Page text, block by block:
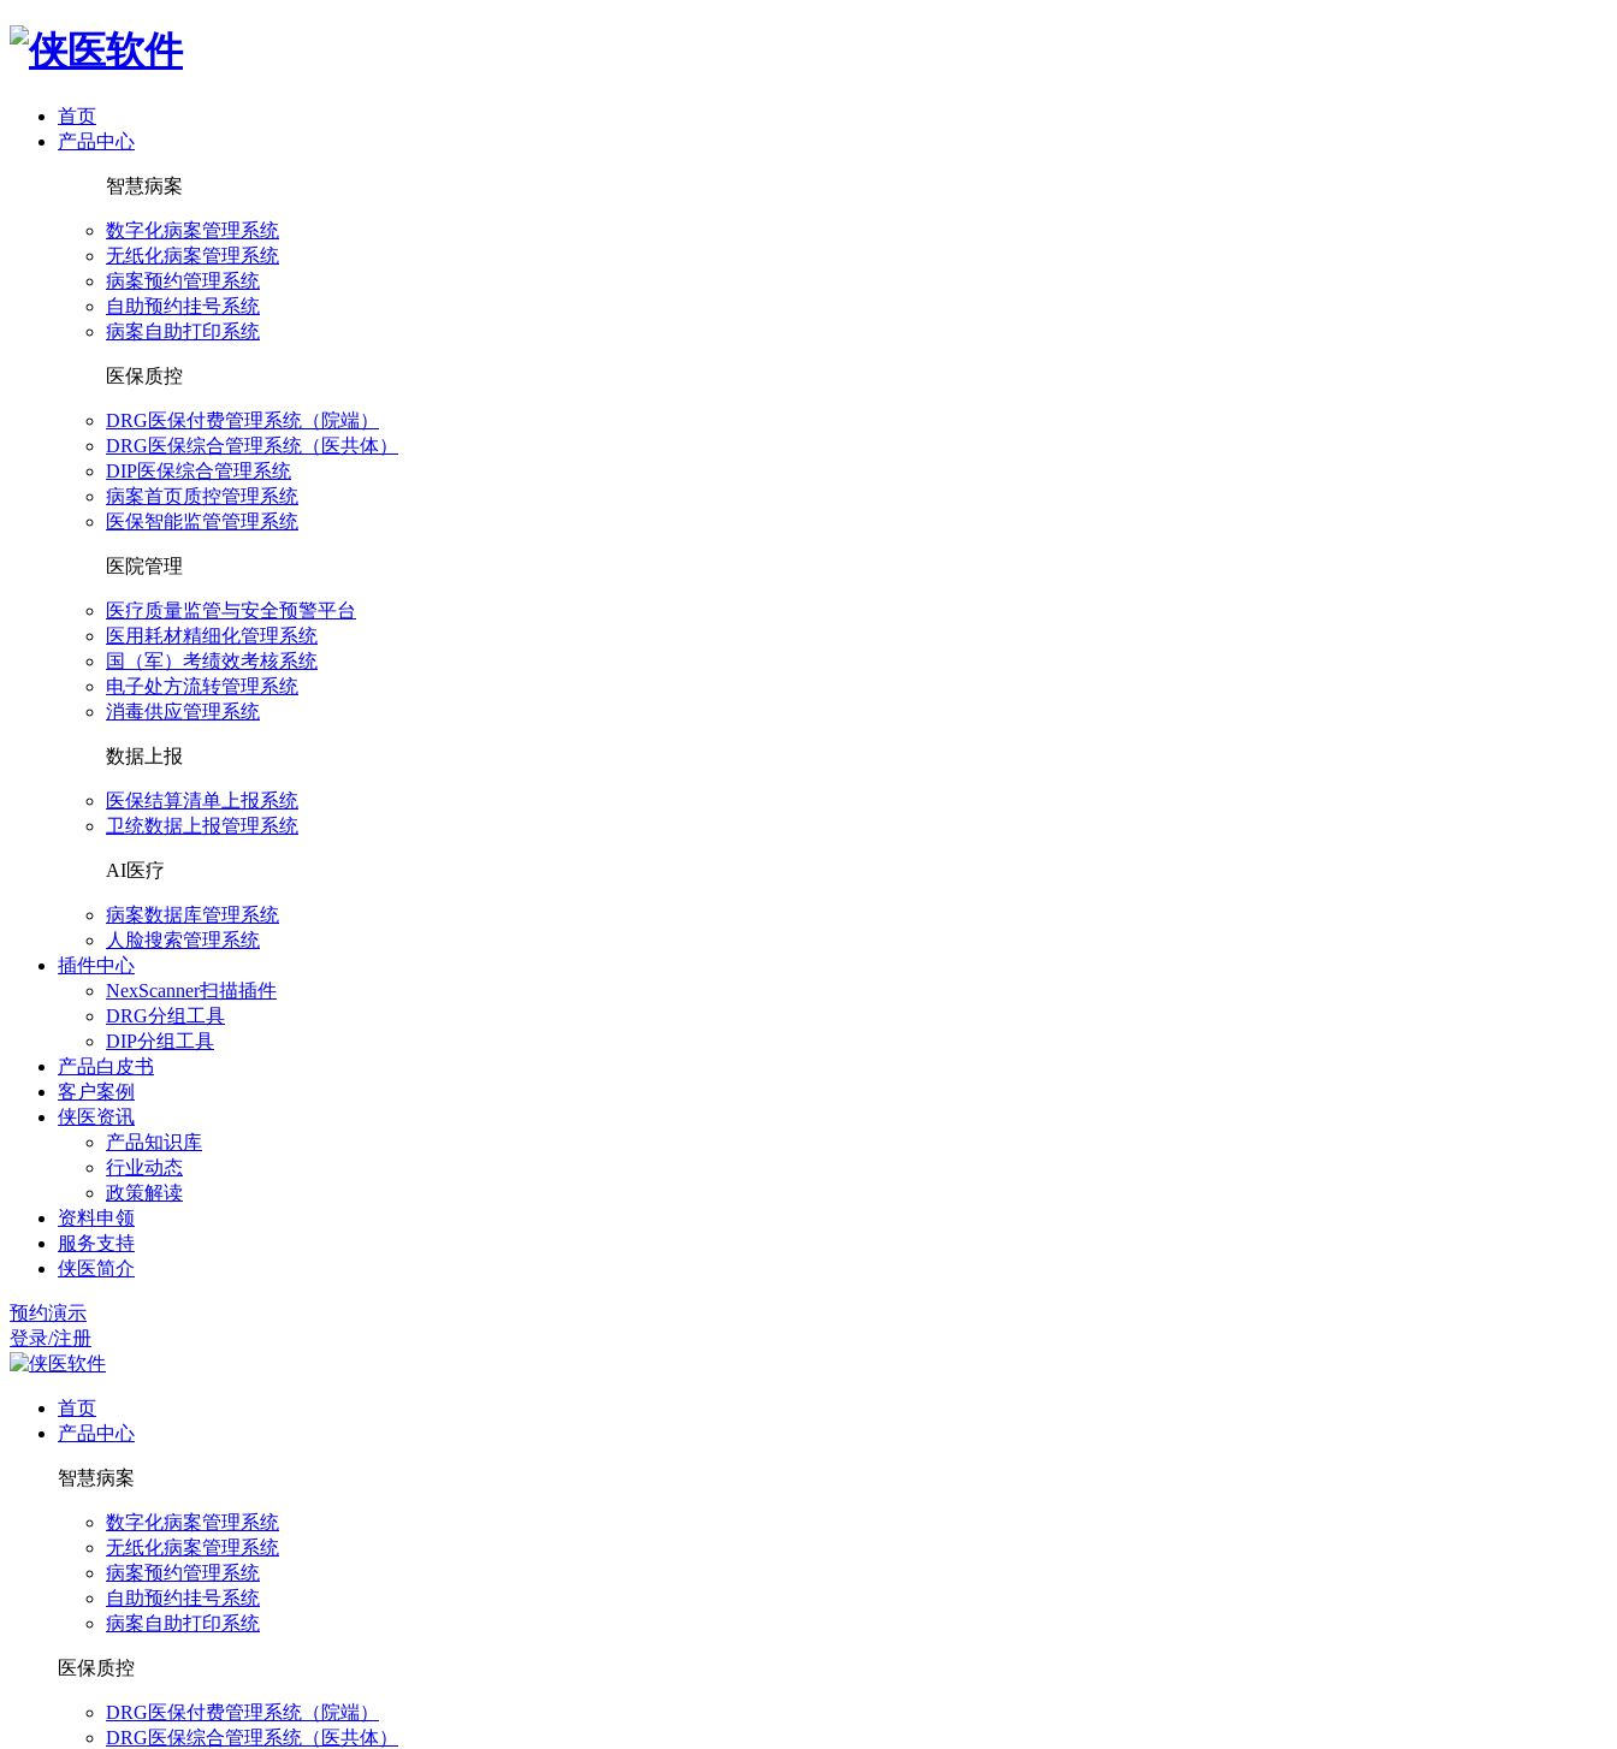
首页
产品中心
智慧病案
数字化病案管理系统
无纸化病案管理系统
病案预约管理系统
自助预约挂号系统
病案自助打印系统
医保质控
DRG医保付费管理系统（院端）
DRG医保综合管理系统（医共体）
DIP医保综合管理系统
病案首页质控管理系统
医保智能监管管理系统
医院管理
医疗质量监管与安全预警平台
医用耗材精细化管理系统
国（军）考绩效考核系统
电子处方流转管理系统
消毒供应管理系统
数据上报
医保结算清单上报系统
卫统数据上报管理系统
AI医疗
病案数据库管理系统
人脸搜索管理系统
插件中心
NexScanner扫描插件
DRG分组工具
DIP分组工具
产品白皮书
客户案例
侠医资讯
产品知识库
行业动态
政策解读
资料申领
服务支持
侠医简介
预约演示
登录/注册
首页
产品中心
智慧病案
数字化病案管理系统
无纸化病案管理系统
病案预约管理系统
自助预约挂号系统
病案自助打印系统
医保质控
DRG医保付费管理系统（院端）
DRG医保综合管理系统（医共体）